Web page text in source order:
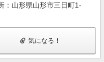
：山形県山形市三日町1-
気になる！